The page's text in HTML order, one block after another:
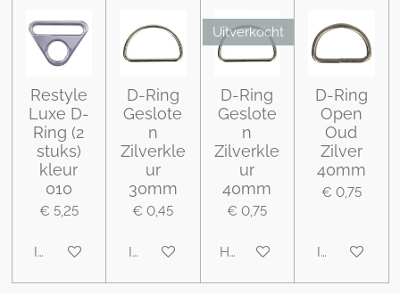
Restyle
Luxe D-
Ring (2
stuks)
kleur
010
€ 5,25
In winkelwagen
D-Ring
Geslote
n
Zilverkle
ur
30mm
€ 0,45
In winkelwagen
Uitverkocht
D-Ring
Geslote
n
Zilverkle
ur
40mm
€ 0,75
Houd mij op de hoogte
D-Ring
Open
Oud
Zilver
40mm
€ 0,75
In